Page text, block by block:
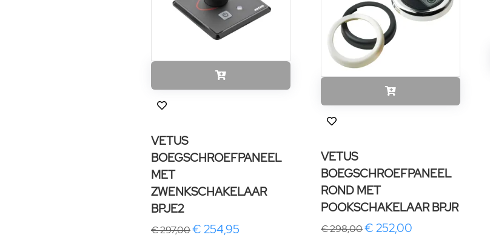
VETUS
BOEGSCHROEFPANEEL
MET
ZWENKSCHAKELAAR
BPJE2
€ 297,00€ 254,95
VETUS
BOEGSCHROEFPANEEL
ROND MET
POOKSCHAKELAAR BPJR
€ 298,00€ 252,00